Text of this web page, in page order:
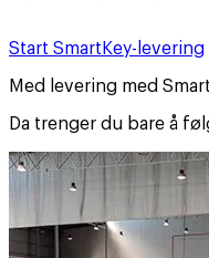
Start SmartKey-levering
Med levering med
Da trenger du bare å